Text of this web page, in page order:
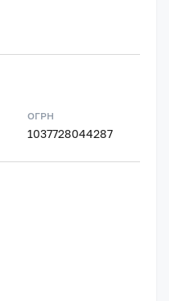
ОГРН
1037728044287